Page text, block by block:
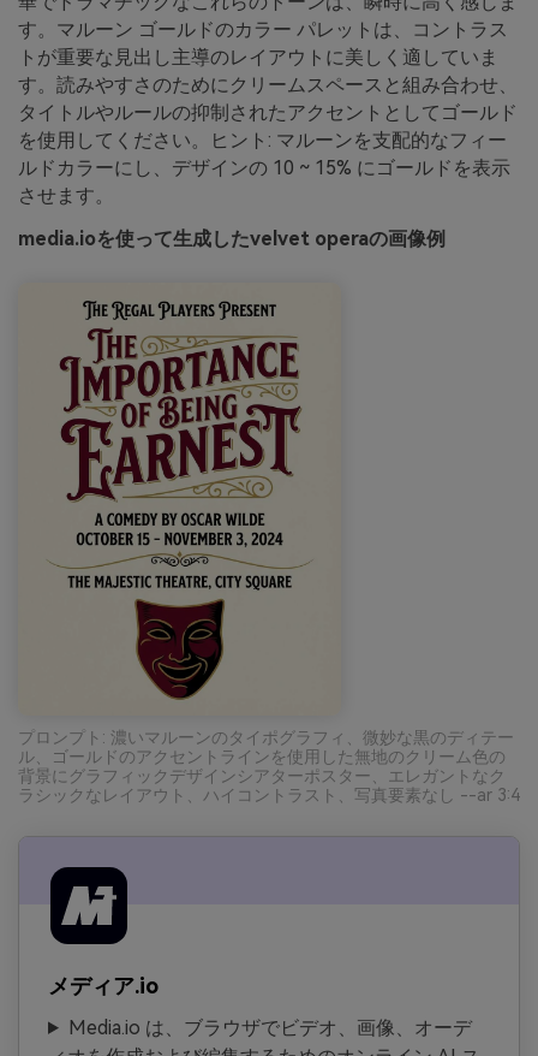
す。マルーン ゴールドのカラー パレットは、コントラス
トが重要な見出し主導のレイアウトに美しく適していま
す。読みやすさのためにクリームスペースと組み合わせ、
タイトルやルールの抑制されたアクセントとしてゴールド
を使用してください。ヒント: マルーンを支配的なフィー
ルドカラーにし、デザインの 10 ~ 15% にゴールドを表示
させます。
media.ioを使って生成したvelvet operaの画像例
プロンプト: 濃いマルーンのタイポグラフィ、微妙な黒のディテー
ル、ゴールドのアクセントラインを使用した無地のクリーム色の
背景にグラフィックデザインシアターポスター、エレガントなク
ラシックなレイアウト、ハイコントラスト、写真要素なし --ar 3:4
メディア.io
Media.io は、ブラウザでビデオ、画像、オーデ